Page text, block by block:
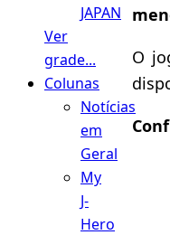
JAPAN
Ver
grade...
Colunas
Notícias
em
Geral
My
J-
Hero
O